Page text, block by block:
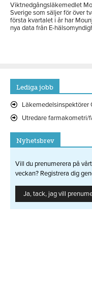
Viktnedgångsläkemedlet
Sverige som säljer för över
första kvartalet i år har
nya data från E-
Lediga jobb
Läkemedelsinspektörer
Utredare
Nyhetsbrev
Vill du prenumerera på
veckan? Registrera dig
Ja, tack, jag vill